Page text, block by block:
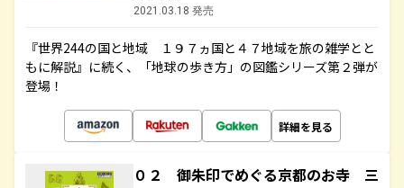
2021.03.18 発売
『世界244の国と地域 １９７ヵ国と４７地域を旅の雑学とと
もに解説』に続く、「地球の歩き方」の図鑑シリーズ第２弾が
登場！
詳細を見る
０２ 御朱印でめぐる京都のお寺 三